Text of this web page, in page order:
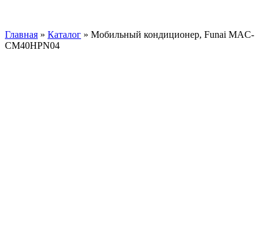
Главная » Каталог » Мобильный кондиционер, Funai MAC-
CM40HPN04